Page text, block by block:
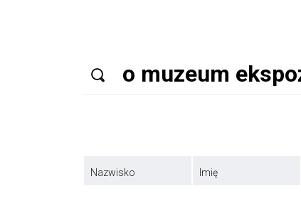
Nazwisko Imię